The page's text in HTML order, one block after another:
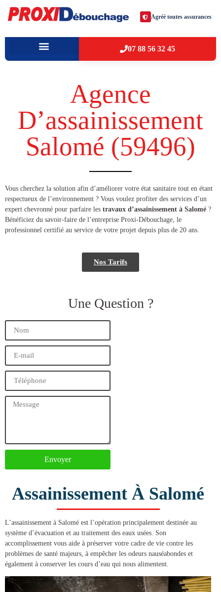
Agréé toutes assurances
07 88 56 32 45
Agence
D’assainissement
Salomé (59496​)
​​Vous cherchez la solution afin d’améliorer votre état sanitaire tout en étant
respectueux de l’environnement ? Vous voulez profiter des services d’un
expert chevronné pour parfaire les travaux d’assainissement à Salomé ?
Bénéficiez du savoir-faire de l’entreprise Proxi-Débouchage, le
professionnel certifié au service de votre projet depuis plus de 20 ans.
Nos Tarifs
Une Question ?
Envoyer
Assainissement À Salomé
L’assainissement à Salomé est l’opération principalement destinée au
système d’évacuation et au traitement des eaux usées. Son
accomplissement vous aide à préserver votre cadre de vie contre les
problèmes de santé majeurs, à empêcher les odeurs nauséabondes et
également à conserver les cours d’eau qui nous alimentent.